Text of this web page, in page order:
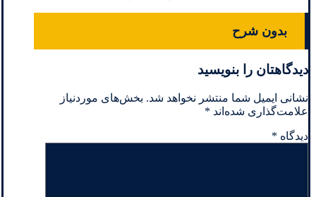
بدون شرح
دیدگاهتان را بنویسید
نشانی ایمیل شما منتشر نخواهد شد. بخش‌های موردنیاز
علامت‌گذاری شده‌اند *
دیدگاه *